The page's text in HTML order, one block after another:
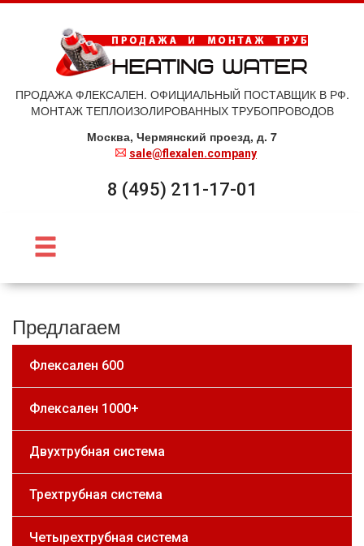
ПРОДАЖА ФЛЕКСАЛЕН. ОФИЦИАЛЬНЫЙ ПОСТАВЩИК В РФ.
МОНТАЖ ТЕПЛОИЗОЛИРОВАННЫХ ТРУБОПРОВОДОВ
Москва, Чермянский проезд, д. 7
sale@flexalen.company
8 (495) 211-17-01
Предлагаем
Флексален 600
Флексален 1000+
Двухтрубная система
Трехтрубная система
Четырехтрубная система